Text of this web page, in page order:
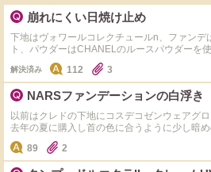
崩れにくい日焼け止め
下地はヴォワールコレクチュールn、ファンデ
ト、パウダーはCHANELのルースパウダーを
した時は崩れずテカらず乾燥もなくてすごく
スの日焼け止めを使うと時間と共におでこが
や口周りのファンデが溶けるように薄くなっ
ァンデお使いの方でおすすめの日焼け止めあ
皮脂がたくさん出るわけではないのですが、
まう感じです。
解決済み 112 3
NARSファンデーションの白浮き
以前はクレドの下地にコスデコゼンウェアグ
去年の夏に購入し首の色に合うように少し暗
黄みが強く夕方になると肌が暗く見えてしまって悩みで
下地にNARSのライトリフレクティングファ
す。タッチアップしてもらうととても綺麗に
89 2